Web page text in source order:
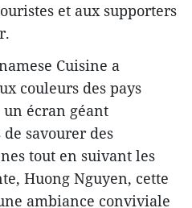
et aux supporters
Cuisine a
couleurs des pays
écran géant
savourer des
tout en suivant les
Huong Nguyen, cette
ambiance conviviale